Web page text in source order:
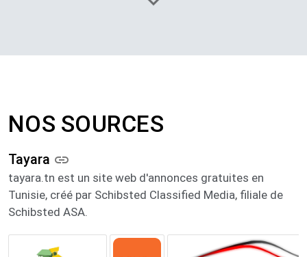
NOS SOURCES​​
Tayara
tayara.tn est un site web d'annonces gratuites en
Tunisie, créé par Schibsted Classified Media, filiale de
Schibsted ASA.